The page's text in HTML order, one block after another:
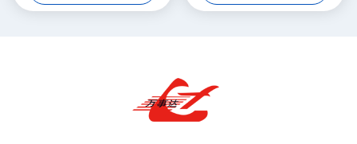
Plastic de Perspers
Systeem